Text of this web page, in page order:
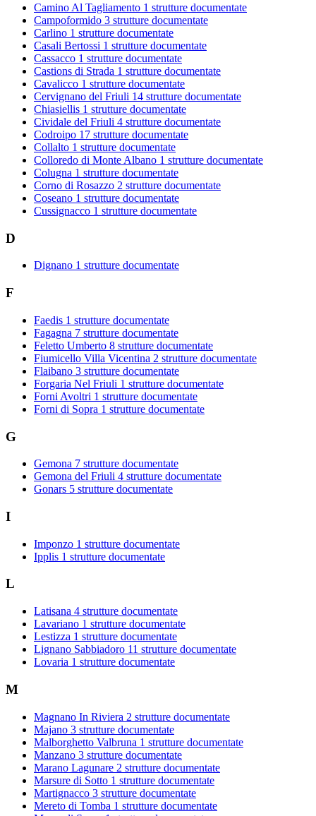
Camino Al Tagliamento 1 strutture documentate
Campoformido 3 strutture documentate
Carlino 1 strutture documentate
Casali Bertossi 1 strutture documentate
Cassacco 1 strutture documentate
Castions di Strada 1 strutture documentate
Cavalicco 1 strutture documentate
Cervignano del Friuli 14 strutture documentate
Chiasiellis 1 strutture documentate
Cividale del Friuli 4 strutture documentate
Codroipo 17 strutture documentate
Collalto 1 strutture documentate
Colloredo di Monte Albano 1 strutture documentate
Colugna 1 strutture documentate
Corno di Rosazzo 2 strutture documentate
Coseano 1 strutture documentate
Cussignacco 1 strutture documentate
D
Dignano 1 strutture documentate
F
Faedis 1 strutture documentate
Fagagna 7 strutture documentate
Feletto Umberto 8 strutture documentate
Fiumicello Villa Vicentina 2 strutture documentate
Flaibano 3 strutture documentate
Forgaria Nel Friuli 1 strutture documentate
Forni Avoltri 1 strutture documentate
Forni di Sopra 1 strutture documentate
G
Gemona 7 strutture documentate
Gemona del Friuli 4 strutture documentate
Gonars 5 strutture documentate
I
Imponzo 1 strutture documentate
Ipplis 1 strutture documentate
L
Latisana 4 strutture documentate
Lavariano 1 strutture documentate
Lestizza 1 strutture documentate
Lignano Sabbiadoro 11 strutture documentate
Lovaria 1 strutture documentate
M
Magnano In Riviera 2 strutture documentate
Majano 3 strutture documentate
Malborghetto Valbruna 1 strutture documentate
Manzano 3 strutture documentate
Marano Lagunare 2 strutture documentate
Marsure di Sotto 1 strutture documentate
Martignacco 3 strutture documentate
Mereto di Tomba 1 strutture documentate